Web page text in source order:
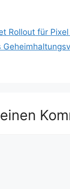
Rollout für